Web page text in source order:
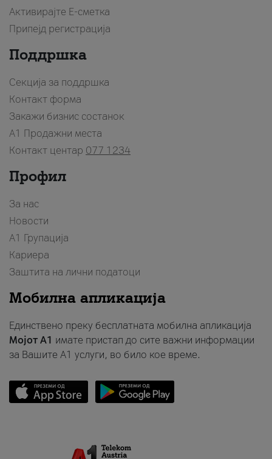
Активирајте Е-сметка
Припејд регистрација
Поддршка
Секција за поддршка
Контакт форма
Закажи бизнис состанок
A1 Продажни места
Контакт центар 077 1234
Профил
За нас
Новости
А1 Групација
Кариера
Заштита на лични податоци
Мобилна апликација
Единствено преку бесплатната мобилна апликација
Мојот A1 имате пристап до сите важни информации
за Вашите A1 услуги, во било кое време.